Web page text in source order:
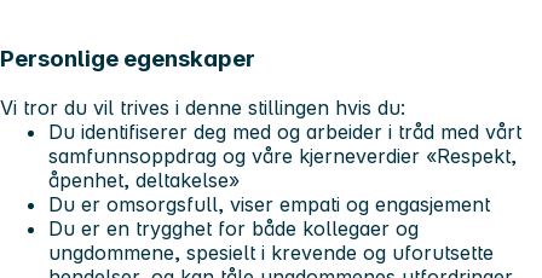
Personlige egenskaper
Vi tror du vil trives i denne stillingen hvis du:
Du identifiserer deg med og arbeider i tråd med vårt
samfunnsoppdrag og våre kjerneverdier «Respekt,
åpenhet, deltakelse»
Du er omsorgsfull, viser empati og engasjement
Du er en trygghet for både kollegaer og
ungdommene, spesielt i krevende og uforutsette